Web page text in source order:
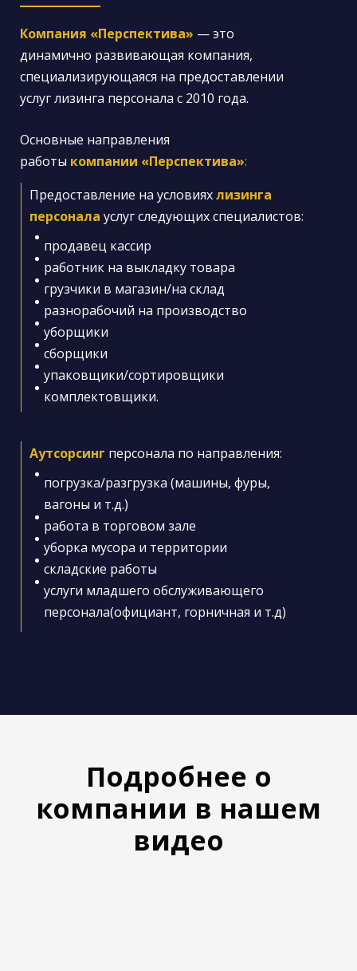
Аутсорсинг персонала по направления:
Предоставление на условияхлизинга
персонала услугследующихспециалистов:
Основные направления
работы компании «Перспектива»:
погрузка/разгрузка (машины, фуры,
вагоны и т.д.)
работа в торговом зале
уборка мусора и территории
складские работы
услуги младшего обслуживающего
персонала(официант, горничная и т.д)
продавец кассир
работник на выкладку товара
грузчики в магазин/на склад
разнорабочий на производство
уборщики
сборщики
упаковщики/сортировщики
комплектовщики.
Компания «Перспектива» — это
динамично развивающая компания,
специализирующаяся на предоставлении
услуг лизинга персонала с 2010 года.
Подробнее о
компании в нашем
видео